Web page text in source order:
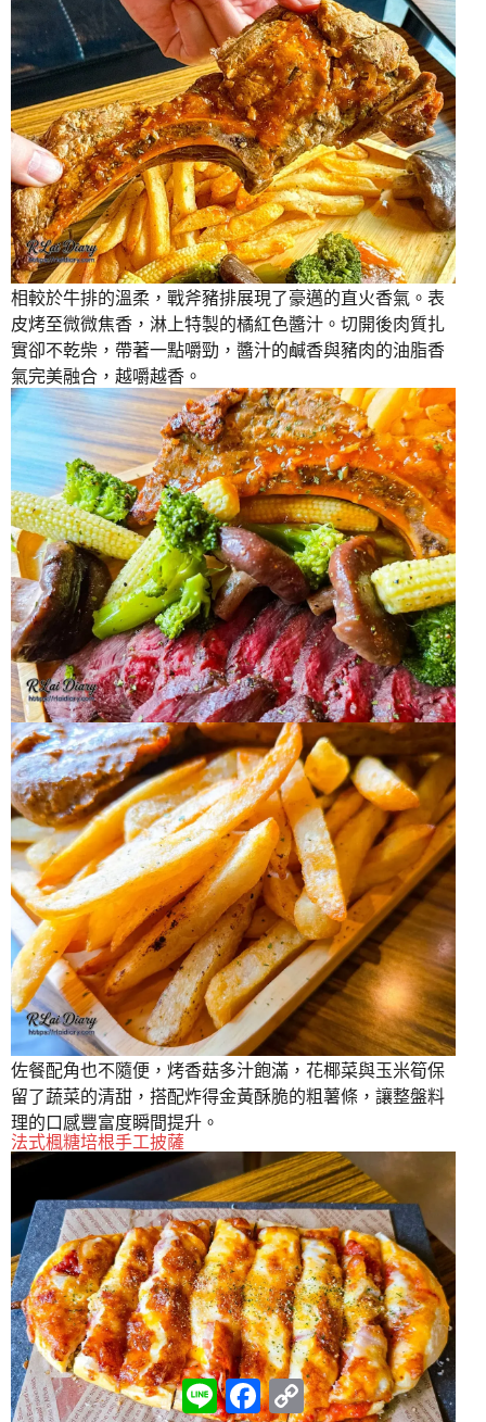
相較於牛排的溫柔，戰斧豬排展現了豪邁的直火香氣。表
皮烤至微微焦香，淋上特製的橘紅色醬汁。切開後肉質扎
實卻不乾柴，帶著一點嚼勁，醬汁的鹹香與豬肉的油脂香
氣完美融合，越嚼越香。
佐餐配角也不隨便，烤香菇多汁飽滿，花椰菜與玉米筍保
留了蔬菜的清甜，搭配炸得金黃酥脆的粗薯條，讓整盤料
理的口感豐富度瞬間提升。
法式楓糖培根手工披薩
L
i
F
a
C
o